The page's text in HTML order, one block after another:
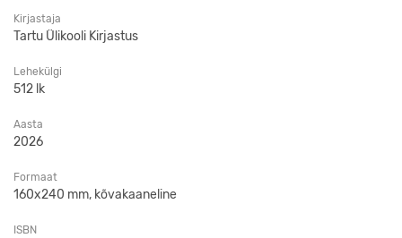
Kirjastaja
Tartu Ülikooli Kirjastus
Lehekülgi
512 lk
Aasta
2026
Formaat
160x240 mm, kõvakaaneline
ISBN